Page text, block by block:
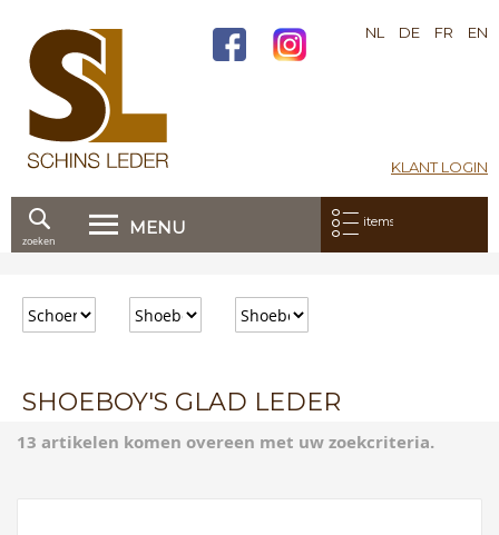
KLANT LOGIN
NL DE FR EN
MENU Mijn bestelling:
items
door
naar
zoeken
SHOEBOY'S GLAD LEDER
13 artikelen komen overeen met uw zoekcriteria.